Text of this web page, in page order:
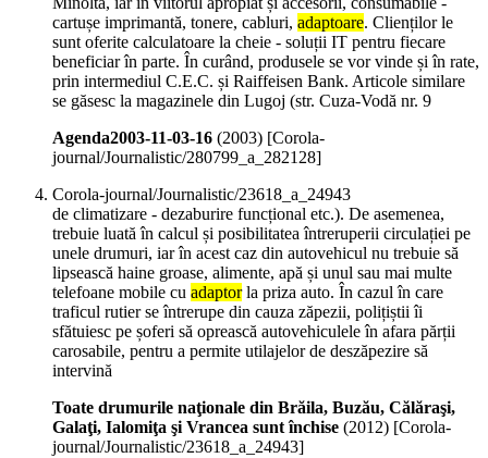
cartușe imprimantă, tonere, cabluri, adaptoare. Clienților le
sunt oferite calculatoare la cheie - soluții IT pentru fiecare
beneficiar în parte. În curând, produsele se vor vinde și în rate,
prin intermediul C.E.C. și Raiffeisen Bank. Articole similare
se găsesc la magazinele din Lugoj (str. Cuza-Vodă nr. 9
Agenda2003-11-03-16 (2003) [Corola-
journal/Journalistic/280799_a_282128]
Corola-journal/Journalistic/23618_a_24943
de climatizare - dezaburire funcțional etc.). De asemenea,
trebuie luată în calcul și posibilitatea întreruperii circulației pe
unele drumuri, iar în acest caz din autovehicul nu trebuie să
lipsească haine groase, alimente, apă și unul sau mai multe
telefoane mobile cu adaptorla priza auto. În cazul în care
traficul rutier se întrerupe din cauza zăpezii, polițiștii îi
sfătuiesc pe șoferi să oprească autovehiculele în afara părții
carosabile, pentru a permite utilajelor de deszăpezire să
intervină
Toate drumurile naţionale din Brăila, Buzău, Călăraşi,
Galaţi, Ialomiţa şi Vrancea sunt închise (2012) [Corola-
journal/Journalistic/23618_a_24943]